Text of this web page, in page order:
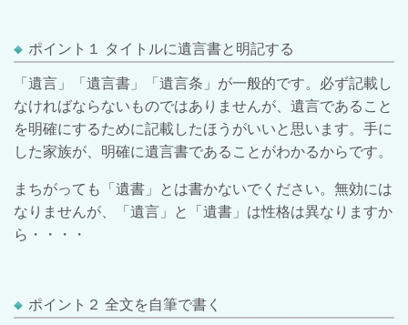
ポイント１ タイトルに遺言書と明記する
「遺言」「遺言書」「遺言条」が一般的です。必ず記載し
なければならないものではありませんが、遺言であること
を明確にするために記載したほうがいいと思います。手に
した家族が、明確に遺言書であることがわかるからです。
まちがっても「遺書」とは書かないでください。無効には
なりませんが、「遺言」と「遺書」は性格は異なりますか
ら・・・・
ポイント２ 全文を自筆で書く